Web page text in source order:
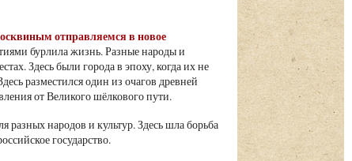
отправляемся в новое
бурлила жизнь. Разные народы и
Здесь были города в эпоху, когда их не
разместился один из очагов древней
от Великого шёлкового пути.
народов и культур. Здесь шла борьба
государство.